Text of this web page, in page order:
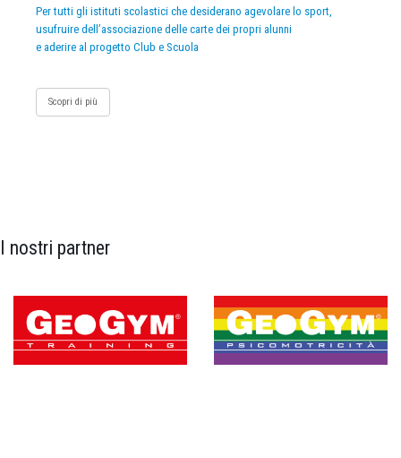
Per tutti gli istituti scolastici che desiderano agevolare lo sport,
usufruire dell’associazione delle carte dei propri alunni
e aderire al progetto Club e Scuola
Scopri di più
I nostri partner